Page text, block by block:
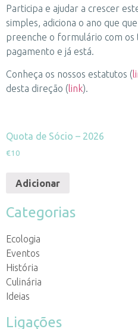
Participa e ajudar a crescer
simples, adiciona o ano que
preenche o formulário com os
pagamento e já está.
Conheça os nossos estatutos (
desta direção (link).
Quota de Sócio – 2026
€10
Adicionar
Categorias
Ecologia
Eventos
História
Culinária
Ideias
Ligações